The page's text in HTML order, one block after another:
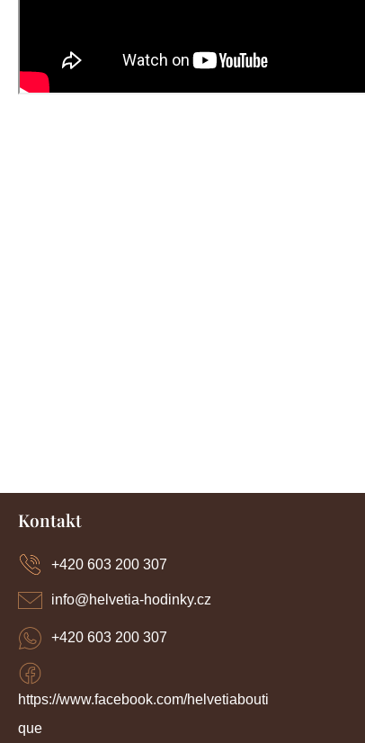
Kontakt
info@helvetia-hodinky.cz
+420 603 200 307
https://www.facebook.com/helvetiabouti
que
+420 603 200 307